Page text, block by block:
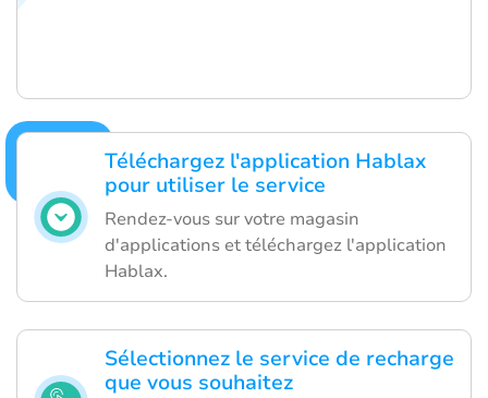
Téléchargez l'application Hablax
pour utiliser le service
Rendez-vous sur votre magasin
d'applications et téléchargez l'application
Hablax.
Sélectionnez le service de recharge
que vous souhaitez